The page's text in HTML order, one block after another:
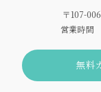
〒107-
営業時間
無料